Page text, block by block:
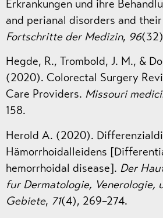
Erkrankungen und ihre
and perianal disorders and
Fortschritte der Medizin, 96
Hegde, R., Trombold, J. M., &
(2020). Colorectal Surgery
Care Providers. Missouri
158.
Herold A. (2020).
Hämorrhoidalleidens
hemorrhoidal disease]. Der
fur Dermatologie, Venerologie,
Gebiete, 71(4), 269–274.